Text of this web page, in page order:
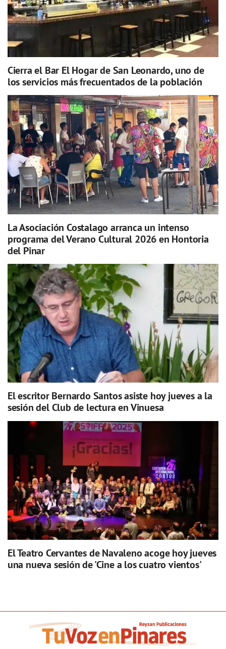
Cierra el Bar El Hogar de San Leonardo, uno de
los servicios más frecuentados de la población
La Asociación Costalago arranca un intenso
programa del Verano Cultural 2026 en Hontoria
del Pinar
El escritor Bernardo Santos asiste hoy jueves a la
sesión del Club de lectura en Vinuesa
El Teatro Cervantes de Navaleno acoge hoy jueves
una nueva sesión de 'Cine a los cuatro vientos'